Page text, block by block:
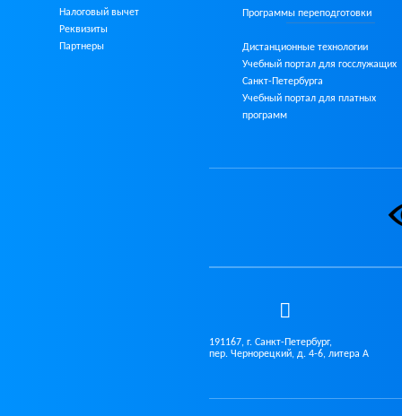
Налоговый вычет
Реквизиты
Партнеры
Программы переподготовки
Дистанционные технологии
Учебный портал для госслужащих
Санкт-Петербурга
Учебный портал для платных
программ
191167, г. Санкт-Петербург,
пер. Чернорецкий, д. 4-6, литера А